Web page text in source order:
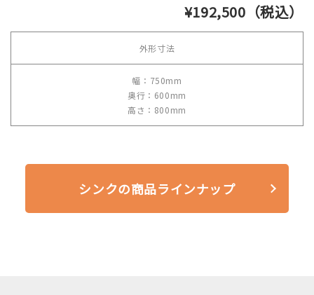
¥192,500（税込）
外形寸法
幅：750mm
奥行：600mm
高さ：800mm
シンクの商品ラインナップ